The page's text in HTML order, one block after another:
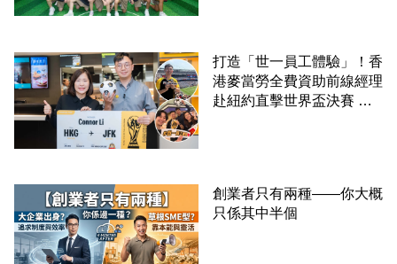
打造「世一員工體驗」！香
港麥當勞全費資助前線經理
赴紐約直擊世界盃決賽 見
創業者只有兩種——你大概
只係其中半個